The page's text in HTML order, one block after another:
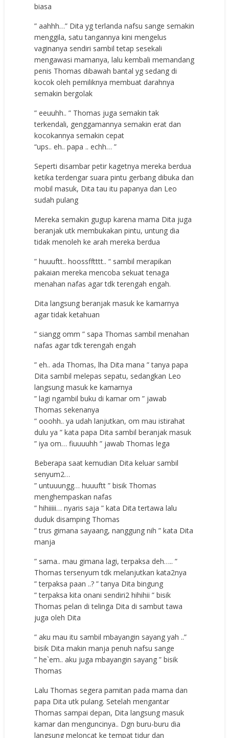
biasa
” aahhh…” Dita yg terlanda nafsu sange semakin
menggila, satu tangannya kini mengelus
vaginanya sendiri sambil tetap sesekali
mengawasi mamanya, lalu kembali memandang
penis Thomas dibawah bantal yg sedang di
kocok oleh pemiliknya membuat darahnya
semakin bergolak
” eeuuhh.. ” Thomas juga semakin tak
terkendali, genggamannya semakin erat dan
kocokannya semakin cepat
“ups.. eh.. papa .. echh… ”
Seperti disambar petir kagetnya mereka berdua
ketika terdengar suara pintu gerbang dibuka dan
mobil masuk, Dita tau itu papanya dan Leo
sudah pulang
Mereka semakin gugup karena mama Dita juga
beranjak utk membukakan pintu, untung dia
tidak menoleh ke arah mereka berdua
” huuuftt.. hoossfftttt.. “ sambil merapikan
pakaian mereka mencoba sekuat tenaga
menahan nafas agar tdk terengah engah.
Dita langsung beranjak masuk ke kamarnya
agar tidak ketahuan
” siangg omm ” sapa Thomas sambil menahan
nafas agar tdk terengah engah
” eh.. ada Thomas, lha Dita mana ” tanya papa
Dita sambil melepas sepatu, sedangkan Leo
langsung masuk ke kamarnya
” lagi ngambil buku di kamar om ” jawab
Thomas sekenanya
” ooohh.. ya udah lanjutkan, om mau istirahat
dulu ya ” kata papa Dita sambil beranjak masuk
” iya om… fiuuuuhh ” jawab Thomas lega
Beberapa saat kemudian Dita keluar sambil
senyum2…
” untuuungg… huuuftt ” bisik Thomas
menghempaskan nafas
” hihiiiii… nyaris saja ” kata Dita tertawa lalu
duduk disamping Thomas
” trus gimana sayaang, nanggung nih ” kata Dita
manja
” sama.. mau gimana lagi, terpaksa deh….. ”
Thomas tersenyum tdk melanjutkan kata2nya
” terpaksa paan ..? ” tanya Dita bingung
” terpaksa kita onani sendiri2 hihihii ” bisik
Thomas pelan di telinga Dita di sambut tawa
juga oleh Dita
” aku mau itu sambil mbayangin sayang yah ..”
bisik Dita makin manja penuh nafsu sange
” he`em.. aku juga mbayangin sayang ” bisik
Thomas
Lalu Thomas segera pamitan pada mama dan
papa Dita utk pulang. Setelah mengantar
Thomas sampai depan, Dita langsung masuk
kamar dan menguncinya.. Dgn buru-buru dia
langsung meloncat ke tempat tidur dan